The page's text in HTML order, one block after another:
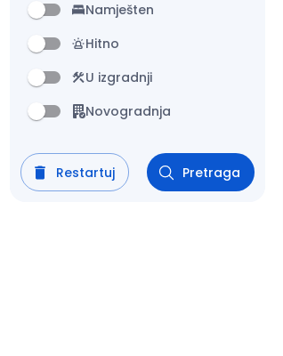
Namješten
Hitno
U izgradnji
Novogradnja
Restartuj Pretraga